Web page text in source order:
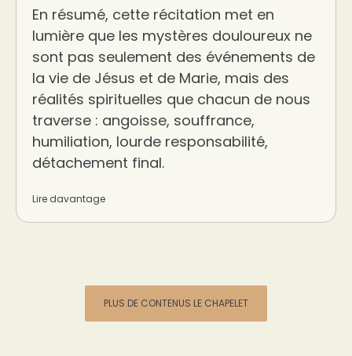
En résumé, cette récitation met en
lumière que les mystères douloureux ne
sont pas seulement des événements de
la vie de Jésus et de Marie, mais des
réalités spirituelles que chacun de nous
traverse : angoisse, souffrance,
humiliation, lourde responsabilité,
détachement final.
Lire davantage
PLUS DE CONTENUS LE CHAPELET